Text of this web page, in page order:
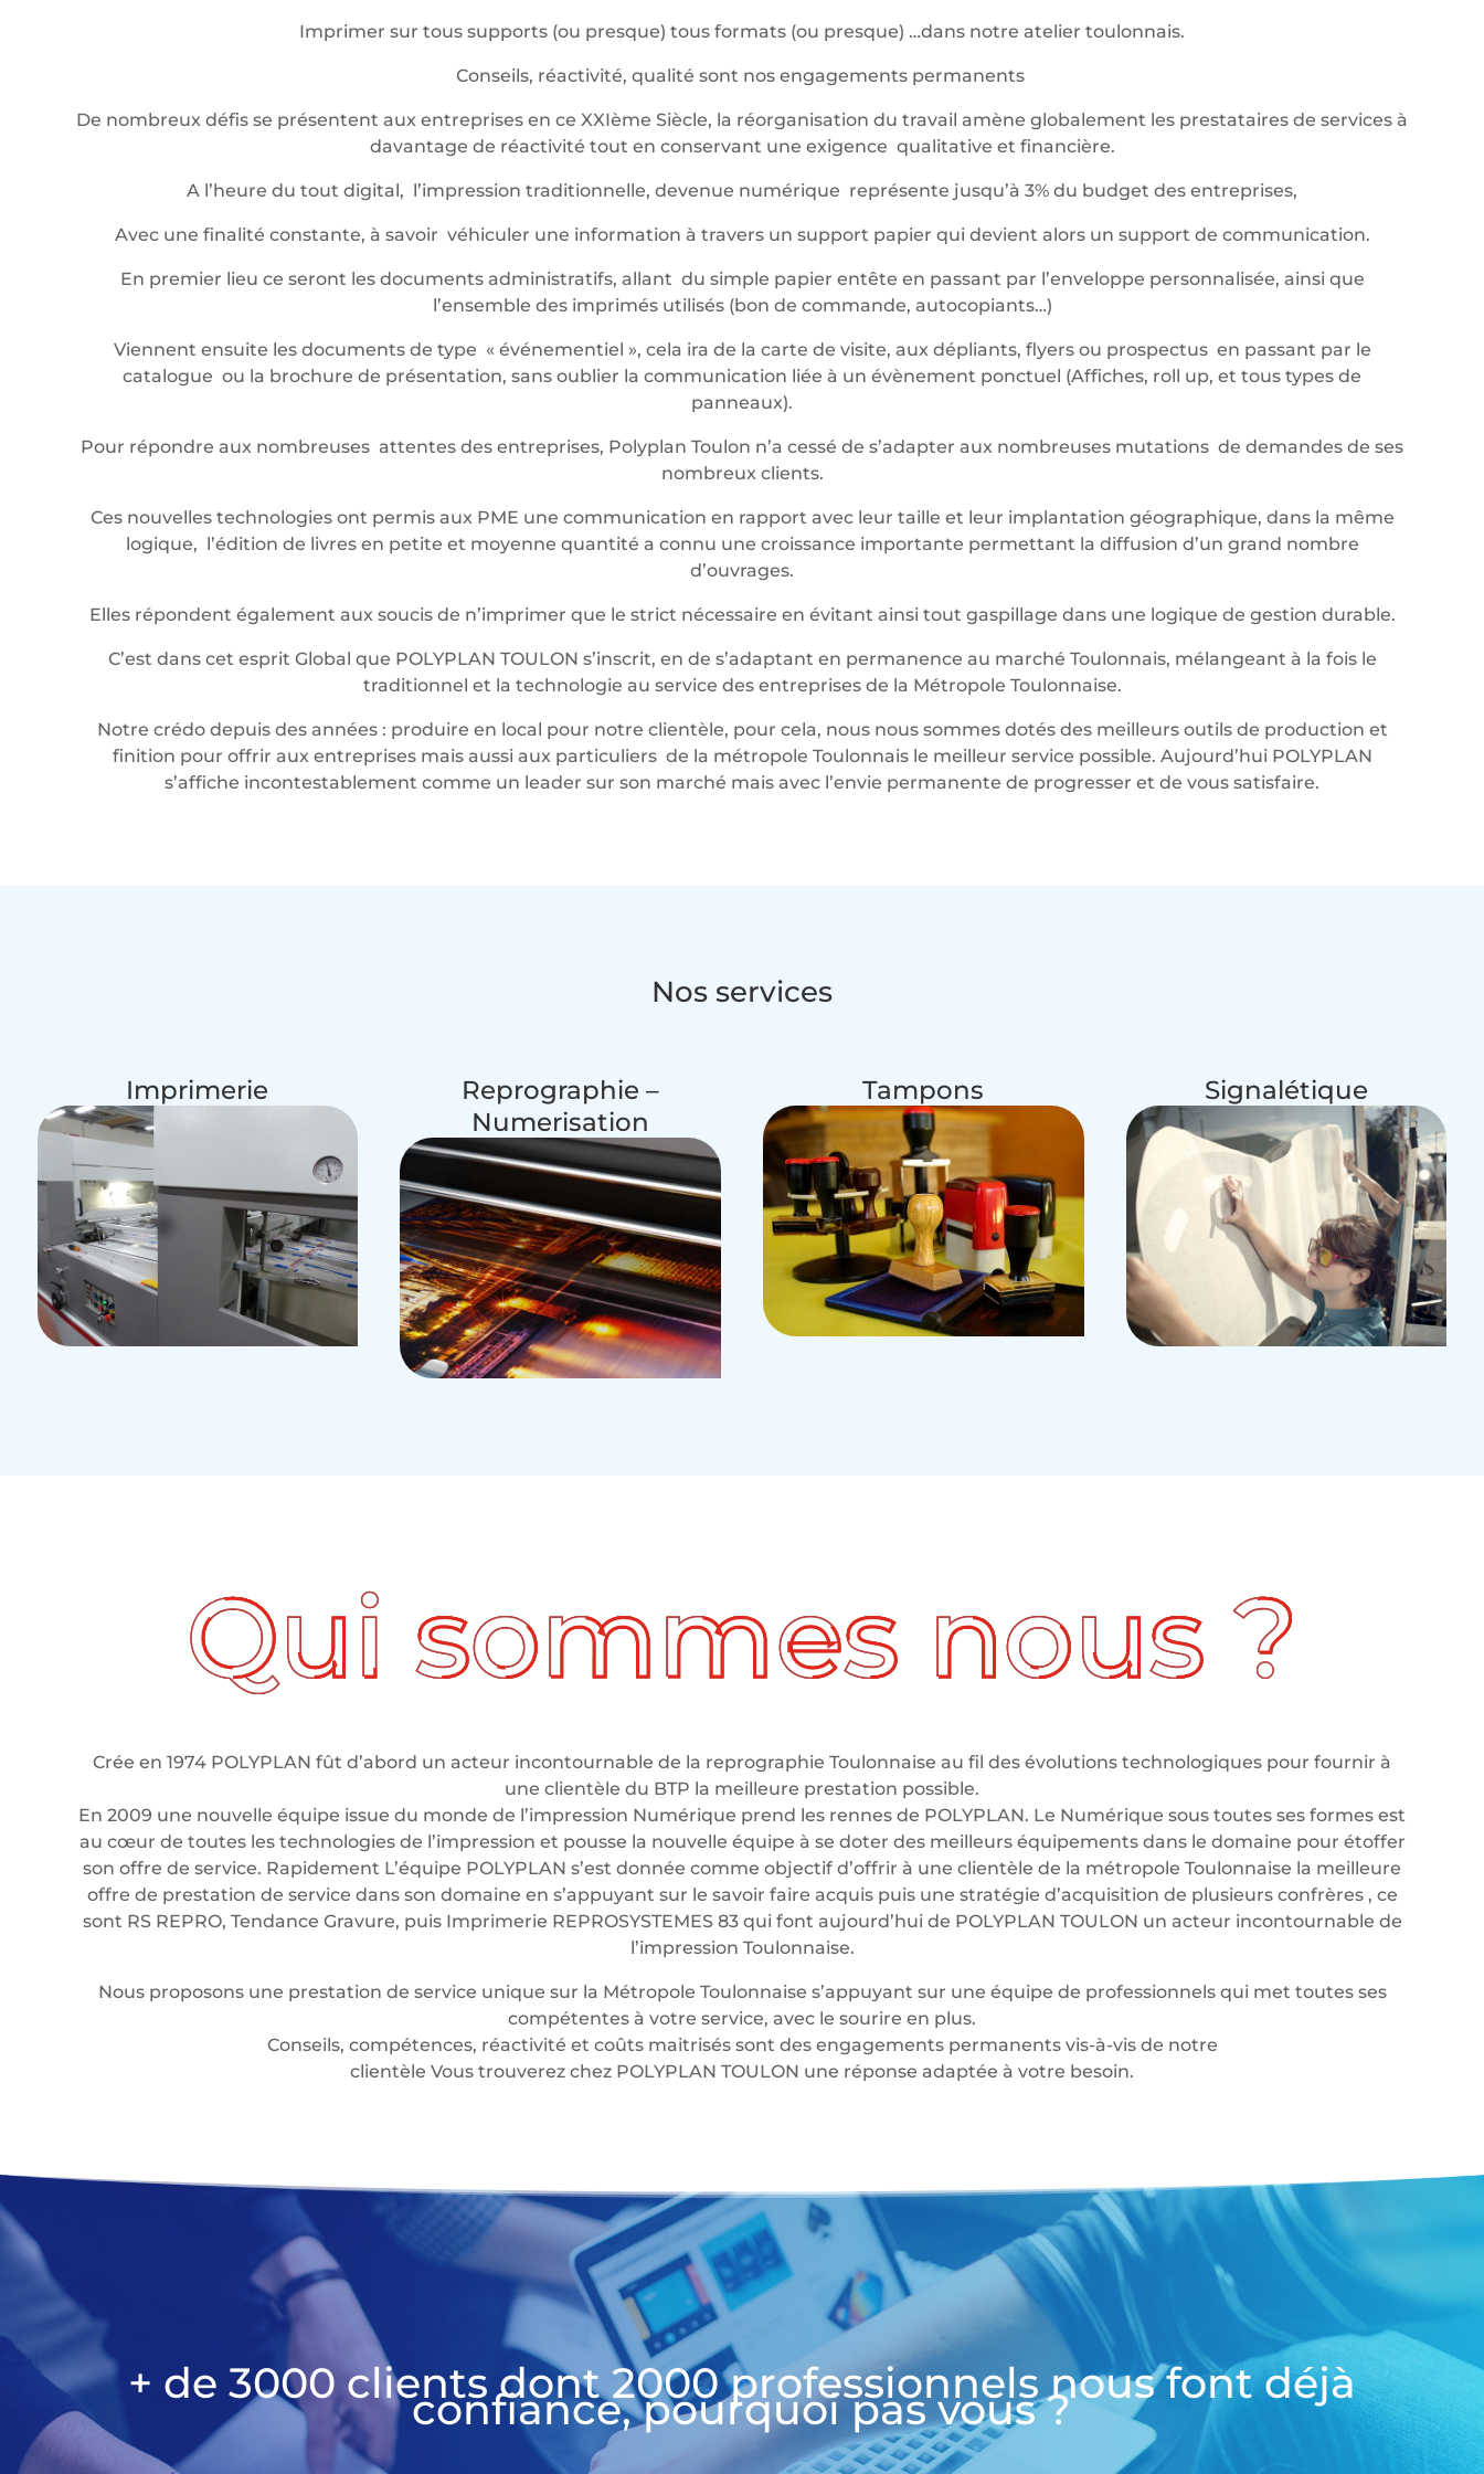
Imprimer sur tous supports (ou presque) tous formats (ou presque) …dans notre atelier toulonnais.
Conseils, réactivité, qualité sont nos engagements permanents
De nombreux défis se présentent aux entreprises en ce XXIème Siècle, la réorganisation du travail amène globalement les prestataires de services à
davantage de réactivité tout en conservant une exigence qualitative et financière.
A l’heure du tout digital, l’impression traditionnelle, devenue numérique représente jusqu’à 3% du budget des entreprises,
Avec une finalité constante, à savoir véhiculer une information à travers un support papier qui devient alors un support de communication.
En premier lieu ce seront les documents administratifs, allant du simple papier entête en passant par l’enveloppe personnalisée, ainsi que
l’ensemble des imprimés utilisés (bon de commande, autocopiants…)
Viennent ensuite les documents de type « événementiel », cela ira de la carte de visite, aux dépliants, flyers ou prospectus en passant par le
catalogue ou la brochure de présentation, sans oublier la communication liée à un évènement ponctuel (Affiches, roll up, et tous types de
panneaux).
Pour répondre aux nombreuses attentes des entreprises, Polyplan Toulon n’a cessé de s’adapter aux nombreuses mutations de demandes de ses
nombreux clients.
Ces nouvelles technologies ont permis aux PME une communication en rapport avec leur taille et leur implantation géographique, dans la même
logique, l’édition de livres en petite et moyenne quantité a connu une croissance importante permettant la diffusion d’un grand nombre
d’ouvrages.
Elles répondent également aux soucis de n’imprimer que le strict nécessaire en évitant ainsi tout gaspillage dans une logique de gestion durable.
C’est dans cet esprit Global que POLYPLAN TOULON s’inscrit, en de s’adaptant en permanence au marché Toulonnais, mélangeant à la fois le
traditionnel et la technologie au service des entreprises de la Métropole Toulonnaise.
Notre crédo depuis des années : produire en local pour notre clientèle, pour cela, nous nous sommes dotés des meilleurs outils de production et
finition pour offrir aux entreprises mais aussi aux particuliers de la métropole Toulonnais le meilleur service possible. Aujourd’hui POLYPLAN
s’affiche incontestablement comme un leader sur son marché mais avec l’envie permanente de progresser et de vous satisfaire.
Nos services
Imprimerie
Reprographie –
Numerisation
Tampons Signalétique
Crée en 1974 POLYPLAN fût d’abord un acteur incontournable de la reprographie Toulonnaise au fil des évolutions technologiques pour fournir à
une clientèle du BTP la meilleure prestation possible.
En 2009 une nouvelle équipe issue du monde de l’impression Numérique prend les rennes de POLYPLAN. Le Numérique sous toutes ses formes est
au cœur de toutes les technologies de l’impression et pousse la nouvelle équipe à se doter des meilleurs équipements dans le domaine pour étoffer
son offre de service. Rapidement L’équipe POLYPLAN s’est donnée comme objectif d’offrir à une clientèle de la métropole Toulonnaise la meilleure
offre de prestation de service dans son domaine en s’appuyant sur le savoir faire acquis puis une stratégie d’acquisition de plusieurs confrères , ce
sont RS REPRO, Tendance Gravure, puis Imprimerie REPROSYSTEMES 83 qui font aujourd’hui de POLYPLAN TOULON un acteur incontournable de
l’impression Toulonnaise.
Nous proposons une prestation de service unique sur la Métropole Toulonnaise s’appuyant sur une équipe de professionnels qui met toutes ses
compétentes à votre service, avec le sourire en plus.
Conseils, compétences, réactivité et coûts maitrisés sont des engagements permanents vis-à-vis de notre
clientèle Vous trouverez chez POLYPLAN TOULON une réponse adaptée à votre besoin.
+ de 3000 clients dont 2000 professionnels nous font déjà
confiance, pourquoi pas vous ?